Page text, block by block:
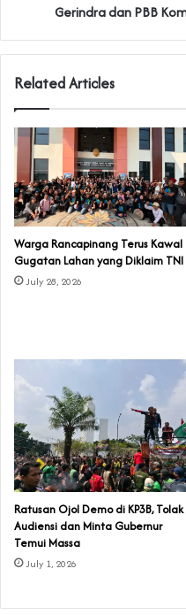
Gerindra dan PBB
Related Articles
‎Warga Rancapinang Terus Kawal
Gugatan Lahan yang Diklaim TNI‎‎
July 28, 2026
‎Ratusan Ojol Demo di KP3B, Tolak
Audiensi dan Minta Gubernur
Temui Massa
July 1, 2026